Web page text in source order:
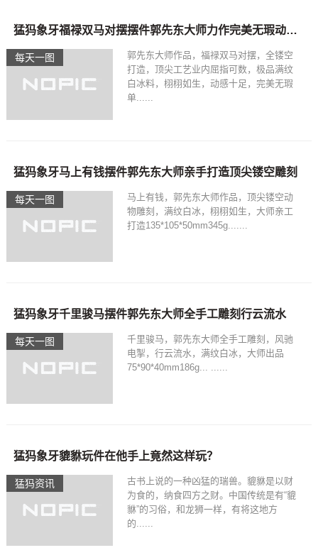
每天一图
猛犸象牙福禄双马对摆摆件郭先东大师力作完美无瑕动感十足
郭先东大师作品，福禄双马对摆，全镂空
打造，顶尖工艺业内屈指可数，极品满纹
白冰料，栩栩如生，动感十足，完美无瑕
单......
每天一图
猛犸象牙马上有钱摆件郭先东大师亲手打造顶尖镂空雕刻
马上有钱，郭先东大师作品，顶尖镂空动
物雕刻，满纹白冰，栩栩如生，大师亲工
打造135*105*50mm345g.......
每天一图
猛犸象牙千里骏马摆件郭先东大师全手工雕刻行云流水
千里骏马，郭先东大师全手工雕刻，风驰
电掣，行云流水，满纹白冰，大师出品
75*90*40mm186g... ......
猛犸资讯
猛犸象牙貔貅玩件在他手上竟然这样玩？
古书上说的一种凶猛的瑞兽。貔貅是以财
为食的，纳食四方之财。中国传统是有“貔
貅”的习俗，和龙狮一样，有将这地方
的......